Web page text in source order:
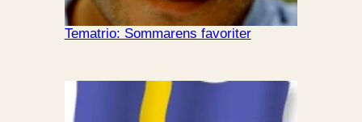
Tematrio: Sommarens favoriter